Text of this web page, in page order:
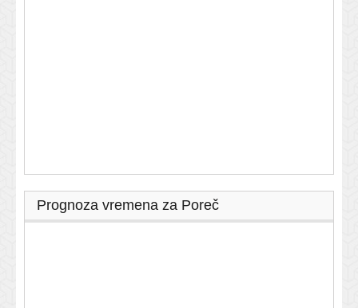
Prognoza vremena za Poreč